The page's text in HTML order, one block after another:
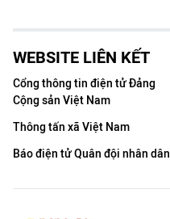
Media Văn hóa
Media Xã hội
Media Pháp luật
Media Du lịch
Media Thế giới
WEBSITE LIÊN KẾT
Cổng thông tin điện tử Đảng
Cộng sản Việt Nam
Thông tấn xã Việt Nam
Báo điện tử Quân đội nhân dân